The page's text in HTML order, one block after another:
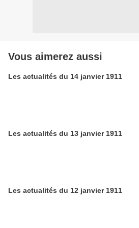
Vous aimerez aussi
Les actualités du 14 janvier 1911
Les actualités du 13 janvier 1911
Les actualités du 12 janvier 1911